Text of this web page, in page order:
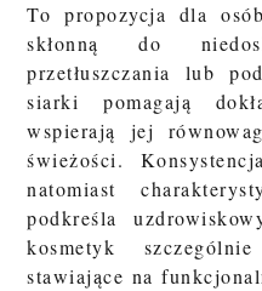
To propozycja dla
skłonną do
przetłuszczania lub
siarki pomagają
wspierają jej
świeżości.
natomiast
podkreśla
kosmetyk
stawiające na